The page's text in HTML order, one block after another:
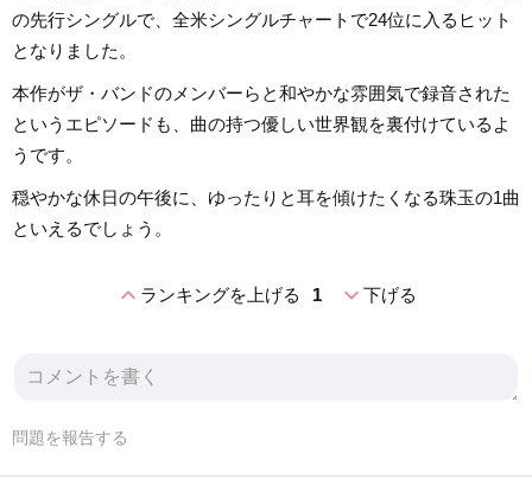
の先行シングルで、全米シングルチャートで24位に入るヒット
となりました。
本作がザ・バンドのメンバーらと和やかな雰囲気で録音された
というエピソードも、曲の持つ優しい世界観を裏付けているよ
うです。
穏やかな休日の午後に、ゆったりと耳を傾けたくなる珠玉の1曲
といえるでしょう。
expand_lessランキングを上げる 1 expand_more下げる
問題を報告する